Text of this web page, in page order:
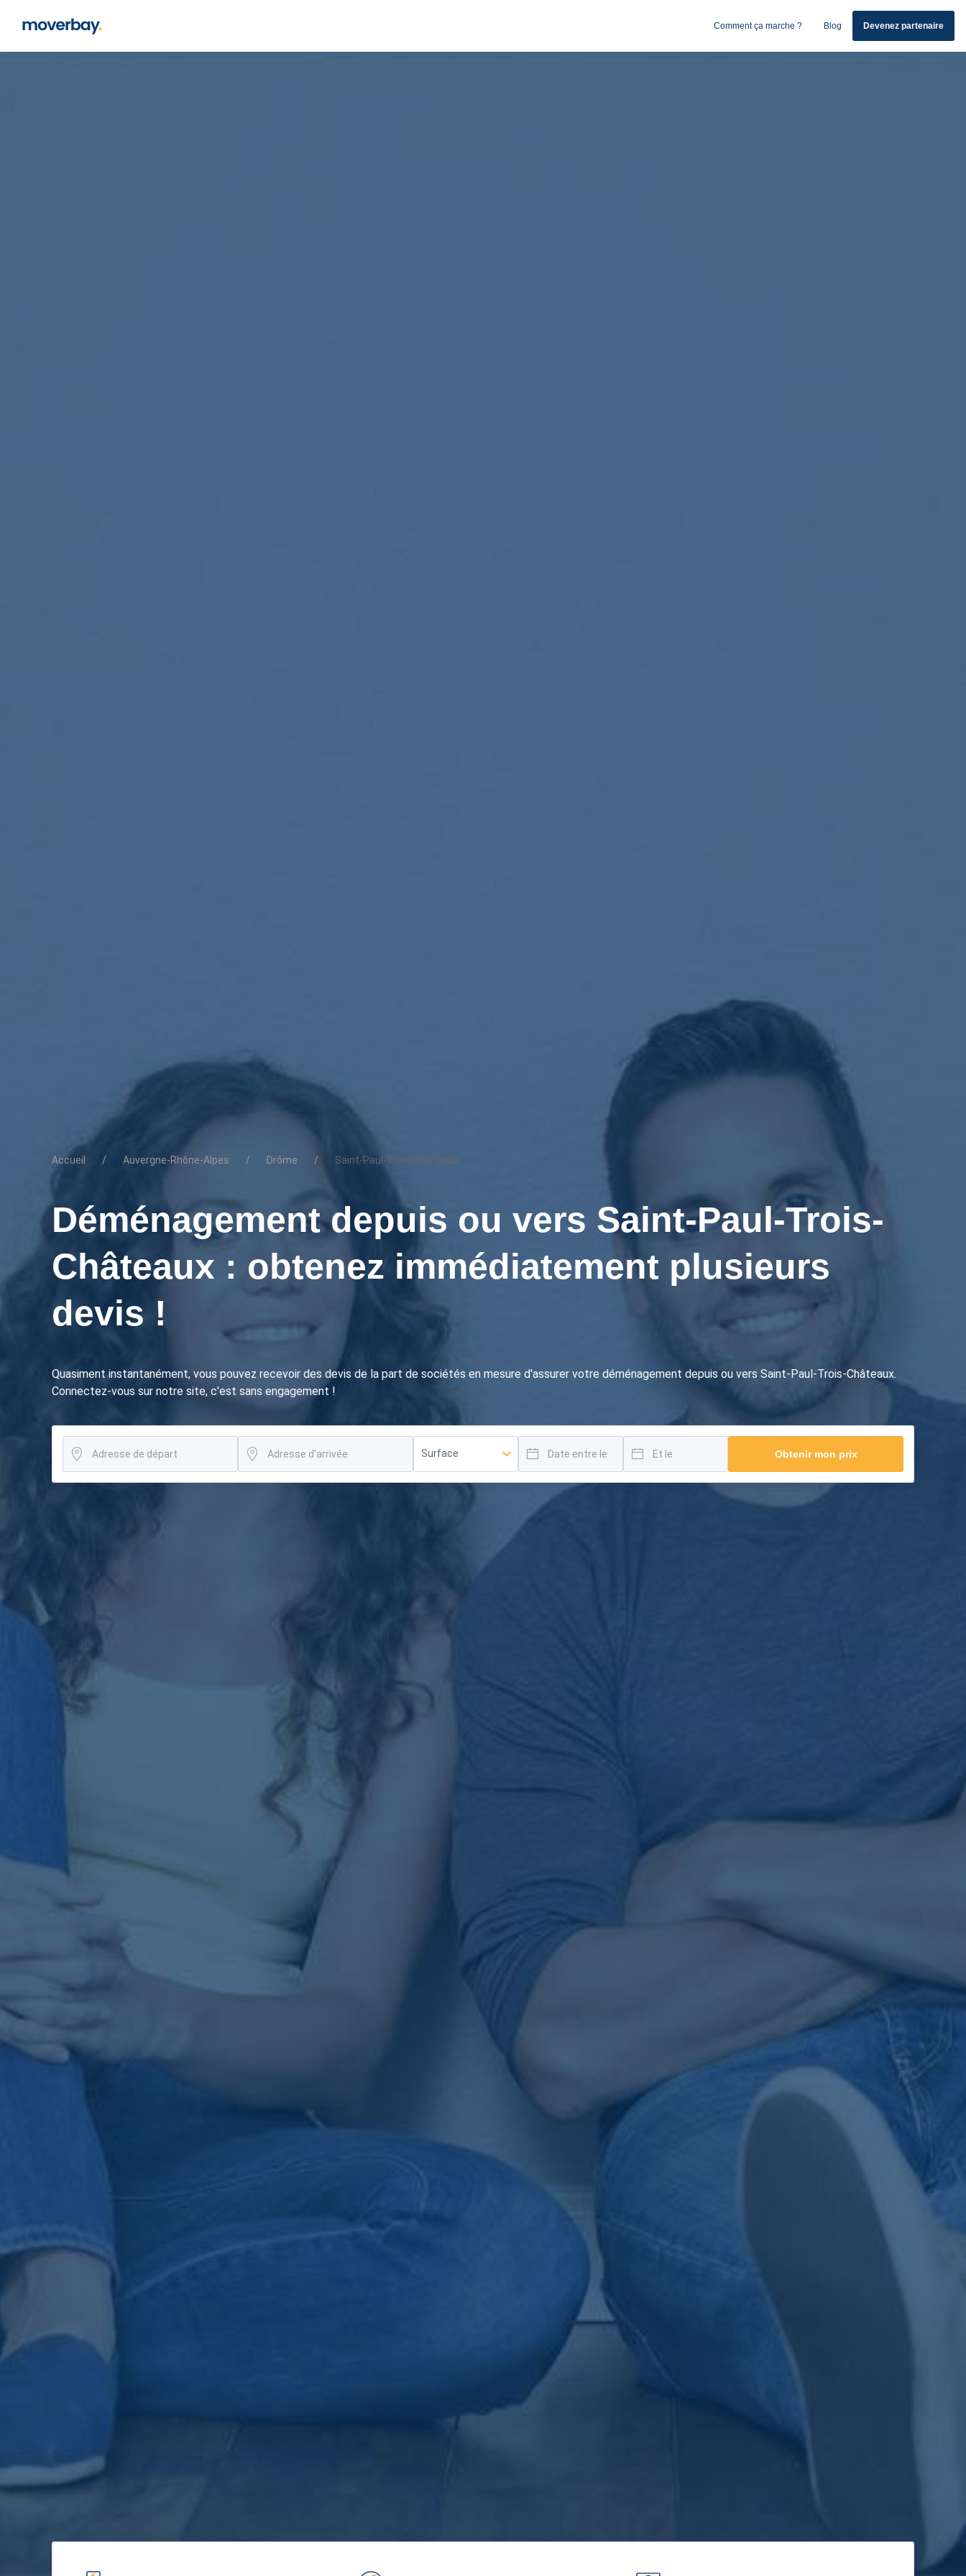
Comment ça marche ? Blog Devenez partenaire
Accueil Auvergne-Rhône-Alpes Drôme Saint-Paul-Trois-Châteaux
Déménagement depuis ou vers Saint-Paul-Trois-
Châteaux : obtenez immédiatement plusieurs
devis !
Quasiment instantanément, vous pouvez recevoir des devis de la part de sociétés en mesure d'assurer votre déménagement depuis ou vers Saint-Paul-Trois-Châteaux.
Connectez-vous sur notre site, c'est sans engagement !
Obtenir mon prix